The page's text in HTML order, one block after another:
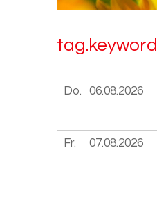
Do. 06.08.2026
Fr. 07.08.2026